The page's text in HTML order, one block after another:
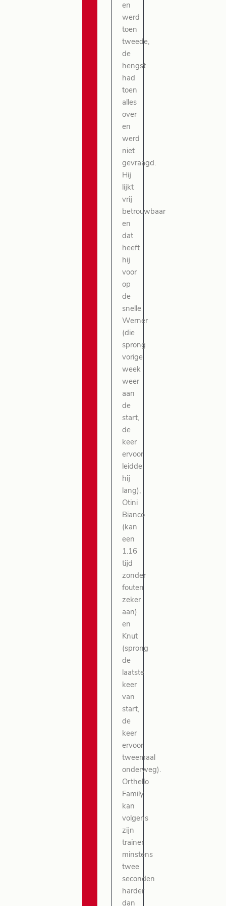
en
werd
toen
tweede,
de
hengst
had
toen
alles
over
en
werd
niet
gevraagd.
Hij
lijkt
vrij
betrouwbaar
en
dat
heeft
hij
voor
op
de
snelle
Werner
(die
sprong
vorige
week
weer
aan
de
start,
de
keer
ervoor
leidde
hij
lang),
Otini
Bianco
(kan
een
1.16
tijd
zonder
fouten
zeker
aan)
en
Knut
(sprong
de
laatste
keer
van
start,
de
keer
ervoor
tweemaal
onderweg).
Orthello
Family
kan
volgens
zijn
trainer
minstens
twee
seconden
harder
dan